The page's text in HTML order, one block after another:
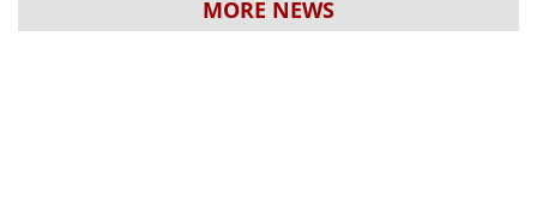
MORE NEWS